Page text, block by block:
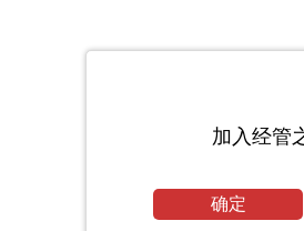
加入经管
确定